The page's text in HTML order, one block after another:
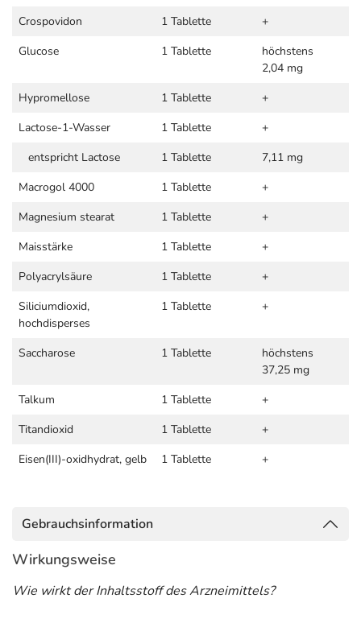
Crospovidon
1 Tablette
+
Glucose
1 Tablette
höchstens
2,04 mg
Hypromellose
1 Tablette
+
Lactose-1-Wasser
1 Tablette
+
entspricht Lactose
1 Tablette
7,11 mg
Macrogol 4000
1 Tablette
+
Magnesium stearat
1 Tablette
+
Maisstärke
1 Tablette
+
Polyacrylsäure
1 Tablette
+
Siliciumdioxid,
hochdisperses
1 Tablette +
Saccharose 1 Tablette
höchstens
37,25 mg
Talkum
1 Tablette
+
Titandioxid
1 Tablette
+
Eisen(III)-oxidhydrat, gelb
1 Tablette +
Gebrauchsinformation
Wirkungsweise
Wie wirkt der Inhaltsstoff des Arzneimittels?